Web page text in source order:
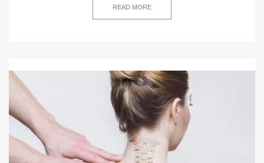
READ MORE